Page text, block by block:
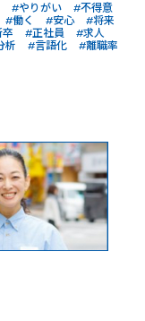
#やりがい
#不得意
#働く #安心
#将来
#正社員
#求人
析 #言語化 #離職率